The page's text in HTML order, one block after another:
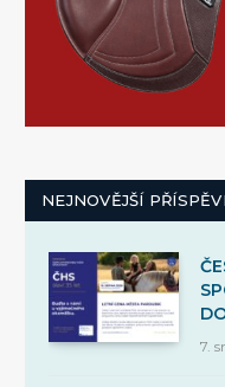
NEJNOVĚJŠÍ
7.